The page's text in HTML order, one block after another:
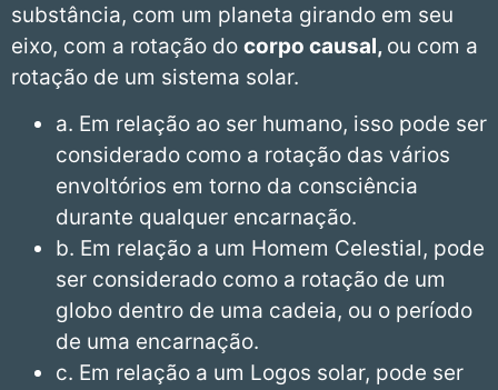
substância, com um planeta girando em seu
eixo, com a rotação do corpo causal, ou com a
rotação de um sistema solar.
a. Em relação ao ser humano, isso pode ser
considerado como a rotação das vários
envoltórios em torno da consciência
durante qualquer encarnação.
b. Em relação a um Homem Celestial, pode
ser considerado como a rotação de um
globo dentro de uma cadeia, ou o período
de uma encarnação.
c. Em relação a um Logos solar, pode ser